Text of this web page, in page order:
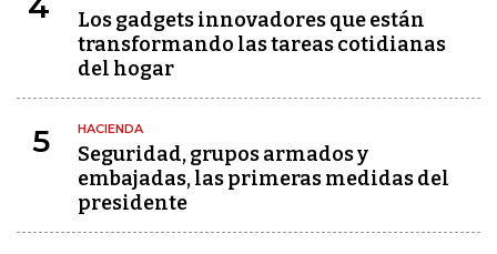
Los gadgets innovadores que están
transformando las tareas cotidianas
del hogar
5 HACIENDA
Seguridad, grupos armados y
embajadas, las primeras medidas del
presidente